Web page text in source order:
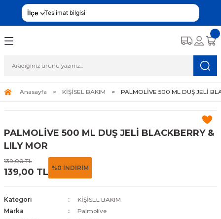
İlçe Teslimat bilgisi
Anasayfa KİŞİSEL BAKIM PALMOLİVE 500 ML DUŞ JELİ
PALMOLİVE 500 ML DUŞ JELİ BLACKBERRY &
LILY MOR
139,00 TL
139,00 TL %0 İNDİRİM
Kategori
KİŞİSEL BAKIM
Marka
Palmolive